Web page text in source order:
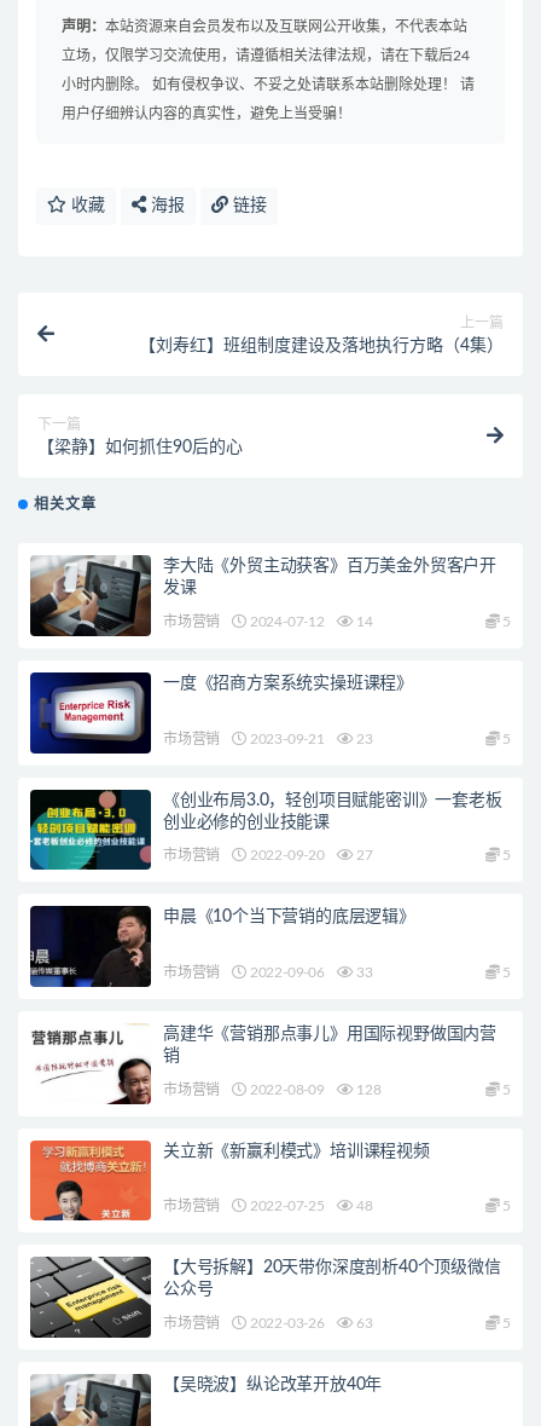
声明： 本站资源来自会员发布以及互联网公开收集，不代表本站
立场，仅限学习交流使用，请遵循相关法律法规，请在下载后24
小时内删除。 如有侵权争议、不妥之处请联系本站删除处理！ 请
用户仔细辨认内容的真实性，避免上当受骗！
收藏 海报 链接
上一篇
【刘寿红】班组制度建设及落地执行方略（4集）
下一篇
【梁静】如何抓住90后的心
相关文章
李大陆《外贸主动获客》百万美金外贸客户开
发课
市场营销 2024-07-12 14 5
一度《招商方案系统实操班课程》
市场营销 2023-09-21 23 5
《创业布局3.0，轻创项目赋能密训》一套老板
创业必修的创业技能课
市场营销 2022-09-20 27 5
申晨《10个当下营销的底层逻辑》
市场营销 2022-09-06 33 5
高建华《营销那点事儿》用国际视野做国内营
销
市场营销 2022-08-09 128 5
关立新《新赢利模式》培训课程视频
市场营销 2022-07-25 48 5
【大号拆解】20天带你深度剖析40个顶级微信
公众号
市场营销 2022-03-26 63 5
【吴晓波】纵论改革开放40年